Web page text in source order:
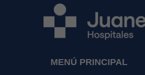
MENÚ PRINCIPAL